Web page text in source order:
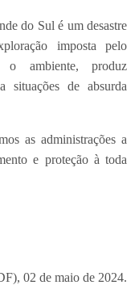
do Sul é um desastre
imposta pelo
ambiente, produz
situações de absurda
as administrações a
e proteção à toda
02 de maio de 2024.